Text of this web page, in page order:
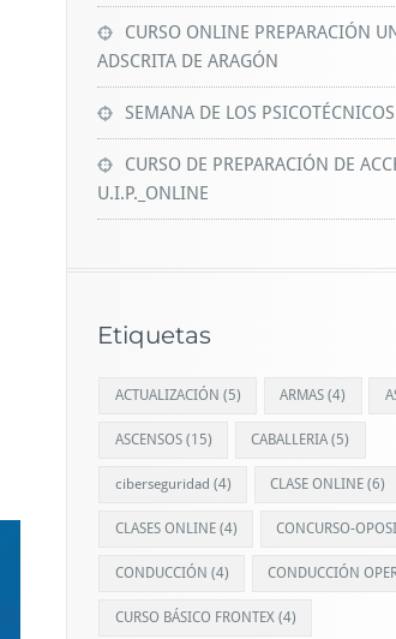
CURSO ONLINE PREPARACIÓN
ADSCRITA DE ARAGÓN
SEMANA DE LOS
CURSO DE PREPARACIÓN DE
U.I.P._ONLINE
Etiquetas
ACTUALIZACIÓN (5) ARMAS (4)
ASCENSOS(15) CABALLERIA (5)
ciberseguridad (4) CLASE ONLINE (6)
CLASES ONLINE(4) CONCURSO-
CONDUCCIÓN (4) CONDUCCIÓN
CURSO BÁSICO FRONTEX(4)